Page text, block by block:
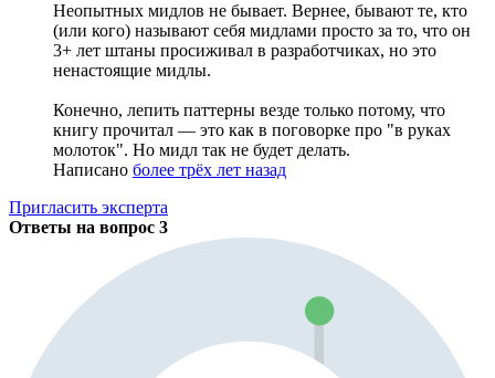
Неопытных мидлов не бывает. Вернее, бывают те, кто
(или кого) называют себя мидлами просто за то, что он
3+ лет штаны просиживал в разработчиках, но это
ненастоящие мидлы.
Конечно, лепить паттерны везде только потому, что
книгу прочитал — это как в поговорке про "в руках
молоток". Но мидл так не будет делать.
Написано более трёх лет назад
Пригласить эксперта
Ответы на вопрос 3